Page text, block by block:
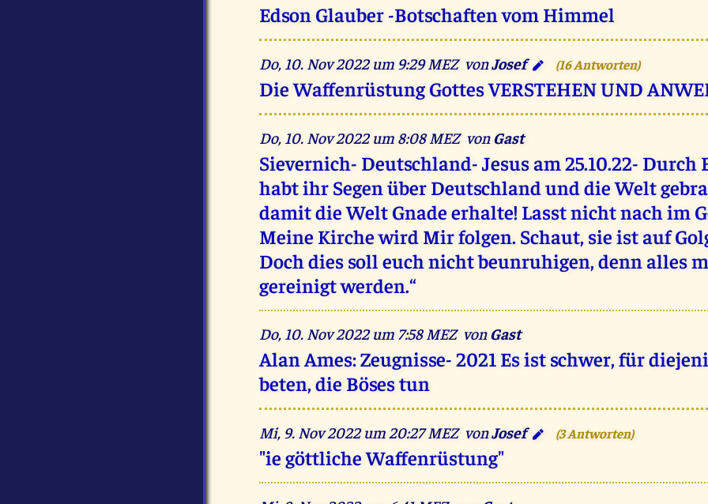
Edson Glauber -Botschaften vom Himmel
Do, 10. Nov 2022 um 9:29 MEZ vonJosef (16 Antworten)
Die Waffenrüstung Gottes VERSTEHEN UND
Do, 10. Nov 2022 um 8:08 MEZ vonGast
Sievernich- Deutschland- Jesus am 25.10.22- Durch
habt ihr Segen über Deutschland und die Welt
damit die Welt Gnade erhalte! Lasst nicht nach im
Meine Kirche wird Mir folgen. Schaut, sie ist auf
Doch dies soll euch nicht beunruhigen, denn alles
gereinigt werden.“
Do, 10. Nov 2022 um 7:58 MEZ vonGast
Alan Ames: Zeugnisse- 2021 Es ist schwer, für
beten, die Böses tun
Mi, 9. Nov 2022 um 20:27 MEZ vonJosef (3 Antworten)
"ie göttliche Waffenrüstung"